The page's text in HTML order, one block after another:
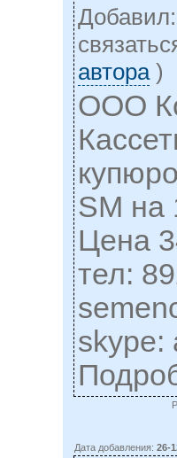
автора)
ООО
SM на
Цена
тел:
skype:
Дата добавления:26-